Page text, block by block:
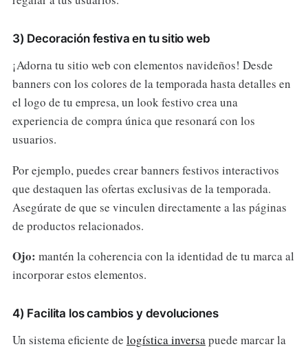
3) Decoración festiva en tu sitio web
¡Adorna tu sitio web con elementos navideños! Desde
banners con los colores de la temporada hasta detalles en
el logo de tu empresa, un look festivo crea una
experiencia de compra única que resonará con los
usuarios.
Por ejemplo, puedes crear banners festivos interactivos
que destaquen las ofertas exclusivas de la temporada.
Asegúrate de que se vinculen directamente a las páginas
de productos relacionados.
Ojo: mantén la coherencia con la identidad de tu marca al
incorporar estos elementos.
4) Facilita los cambios y devoluciones
Un sistema eficiente de logística inversapuede marcar la